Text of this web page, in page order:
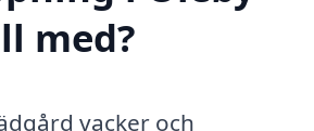
med?
vacker och